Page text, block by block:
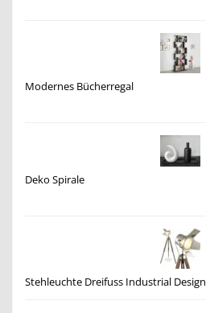
Modernes Bücherregal
Deko Spirale
Stehleuchte Dreifuss Industrial Design